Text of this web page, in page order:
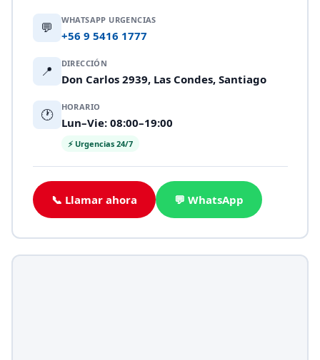
💬 WHATSAPP URGENCIAS
+56 9 5416 1777
📍 DIRECCIÓN
Don Carlos 2939, Las Condes, Santiago
🕐 HORARIO
Lun–Vie: 08:00–19:00
⚡ Urgencias 24/7
📞 Llamar ahora 💬 WhatsApp